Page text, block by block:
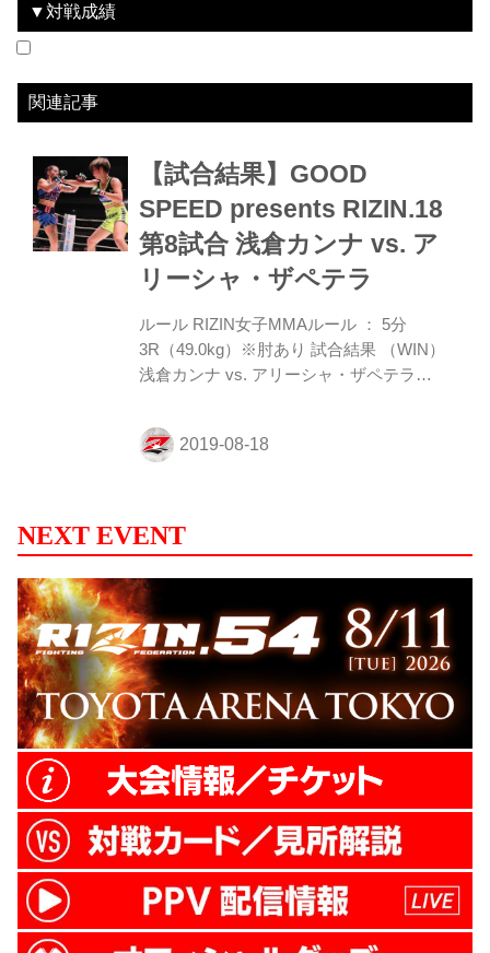
▼対戦成績
関連記事
【試合結果】GOOD
SPEED presents RIZIN.18
第8試合 浅倉カンナ vs. ア
リーシャ・ザペテラ
ルール RIZIN女子MMAルール ： 5分
3R（49.0kg）※肘あり 試合結果 （WIN）
浅倉カンナ vs. アリーシャ・ザペテラ
パンチで攻めていくのはアリーシャ。浅倉
もパンチで応戦。浅倉が左ストレートを当
シャの鼻付近から出血か確認される。中央
でプレッシャーをかけているのは浅倉。ア
リーシャがパンチを振り回して詰めたとこ
ろを浅倉がかわしてバックを奪うが、すぐ
にアリーシャは立ち上がる。浅倉は左フッ
クをヒットさせると、コーナーに押し込ん
でパンチをラッシュ！...
NEXT EVENT